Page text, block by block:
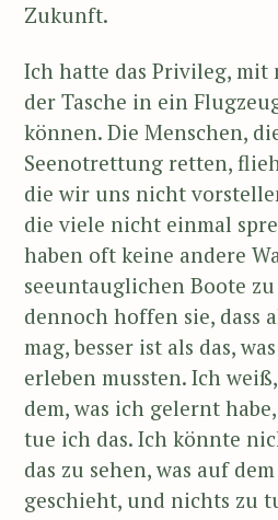
Zukunft.
Ich hatte das Privileg, mit
der Tasche in ein
können. Die Menschen,
Seenotrettung retten,
die wir uns nicht
die viele nicht einmal
haben oft keine andere
seeuntauglichen Boote
dennoch hoffen sie, dass
mag, besser ist als das,
erleben mussten. Ich
dem, was ich gelernt
tue ich das. Ich könnte
das zu sehen, was auf
geschieht, und nichts zu